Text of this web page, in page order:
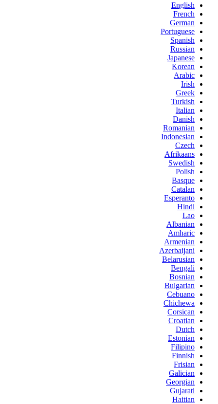
English
French
German
Portuguese
Spanish
Russian
Japanese
Korean
Arabic
Irish
Greek
Turkish
Italian
Danish
Romanian
Indonesian
Czech
Afrikaans
Swedish
Polish
Basque
Catalan
Esperanto
Hindi
Lao
Albanian
Amharic
Armenian
Azerbaijani
Belarusian
Bengali
Bosnian
Bulgarian
Cebuano
Chichewa
Corsican
Croatian
Dutch
Estonian
Filipino
Finnish
Frisian
Galician
Georgian
Gujarati
Haitian